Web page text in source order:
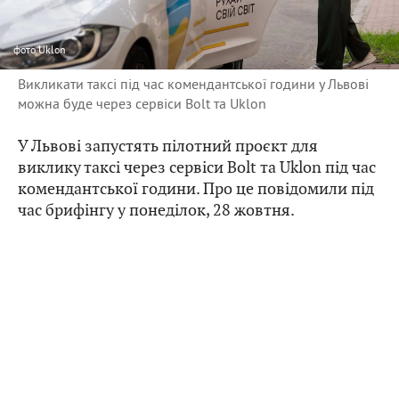
фотоUklon
Викликати таксі під час комендантської години у Львові
можна буде через сервіси Bolt та Uklon
У Львові запустять пілотний проєкт для
виклику таксі через сервіси Bolt та Uklon під час
комендантської години. Про це повідомили під
час брифінгу у понеділок, 28 жовтня.